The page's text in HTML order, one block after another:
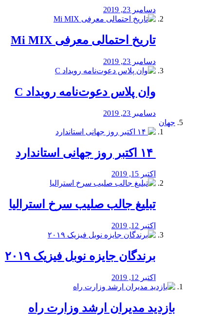
دسامبر 23, 2019
تاریخ احتمالی معرفی Mi MIX
دسامبر 23, 2019
وان پلاس دعوت‌نامه رویداد C
دسامبر 23, 2019
جهان
اکتبر 15, 2019
تبلیغ جالب صلیب سرخ استرالیا
اکتبر 12, 2019
برندگان جایزه نوبل فیزیک ۲۰۱۹
اکتبر 12, 2019
بازدید مدیران ارشد وزارت راه